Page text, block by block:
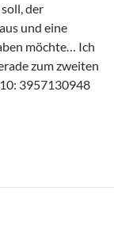
der
und eine
möchte… Ich
zum zweiten
3957130948